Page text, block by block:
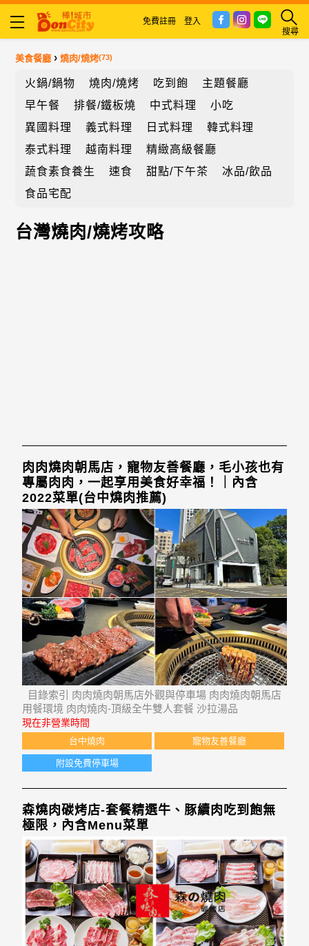
搜尋
免費註冊 登入
美食餐廳 ›燒肉/燒烤(73)
火鍋/鍋物 燒肉/燒烤 吃到飽
主題餐廳
早午餐
排餐/鐵板燒 中式料理
小吃
異國料理
義式料理 日式料理
韓式料理
泰式料理
越南料理
精緻高級餐廳
蔬食素食養生
速食 甜點/下午茶
冰品/飲品
食品宅配
台灣燒肉/燒烤攻略
肉肉燒肉朝馬店，寵物友善餐廳，毛小孩也有
專屬肉肉，一起享用美食好幸福！｜內含
2022菜單(台中燒肉推薦)
目錄索引 肉肉燒肉朝馬店外觀與停車場 肉肉燒肉朝馬店
用餐環境 肉肉燒肉-頂級全牛雙人套餐 沙拉湯品
現在非營業時間
台中燒肉 寵物友善餐廳
附設免費停車場
森燒肉碳烤店-套餐精選牛、豚續肉吃到飽無
極限，內含Menu菜單